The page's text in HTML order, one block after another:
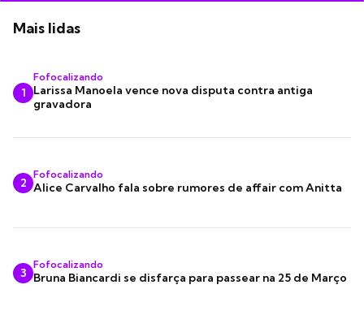
Mais lidas
1
Fofocalizando
Larissa Manoela vence nova disputa contra antiga
gravadora
2
Fofocalizando
Alice Carvalho fala sobre rumores de affair com Anitta
3
Fofocalizando
Bruna Biancardi se disfarça para passear na 25 de Março